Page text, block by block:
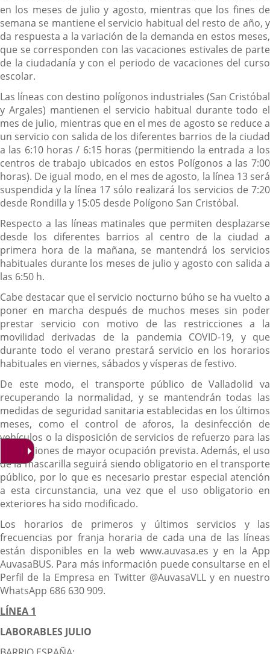
en los meses de julio y agosto, mientras que los fines de
semana se mantiene el servicio habitual del resto de año, y
da respuesta a la variación de la demanda en estos meses,
que se corresponden con las vacaciones estivales de parte
de la ciudadanía y con el periodo de vacaciones del curso
escolar.
Las líneas con destino polígonos industriales (San Cristóbal
y Argales) mantienen el servicio habitual durante todo el
mes de julio, mientras que en el mes de agosto se reduce a
un servicio con salida de los diferentes barrios de la ciudad
a las 6:10 horas / 6:15 horas (permitiendo la entrada a los
centros de trabajo ubicados en estos Polígonos a las 7:00
horas). De igual modo, en el mes de agosto, la línea 13 será
suspendida y la línea 17 sólo realizará los servicios de 7:20
desde Rondilla y 15:05 desde Polígono San Cristóbal.
Respecto a las líneas matinales que permiten desplazarse
desde los diferentes barrios al centro de la ciudad a
primera hora de la mañana, se mantendrá los servicios
habituales durante los meses de julio y agosto con salida a
las 6:50 h.
Cabe destacar que el servicio nocturno búho se ha vuelto a
poner en marcha después de muchos meses sin poder
prestar servicio con motivo de las restricciones a la
movilidad derivadas de la pandemia COVID-19, y que
durante todo el verano prestará servicio en los horarios
habituales en viernes, sábados y vísperas de festivo.
De este modo, el transporte público de Valladolid va
recuperando la normalidad, y se mantendrán todas las
medidas de seguridad sanitaria establecidas en los últimos
meses, como el control de aforos, la desinfección de
vehículos o la disposición de servicios de refuerzo para las
expediciones de mayor ocupación prevista. Además, el uso
de la mascarilla seguirá siendo obligatorio en el transporte
público, por lo que es necesario prestar especial atención
a esta circunstancia, una vez que el uso obligatorio en
exteriores ha sido modificado.
Los horarios de primeros y últimos servicios y las
frecuencias por franja horaria de cada una de las líneas
están disponibles en la web www.auvasa.es y en la App
AuvasaBUS. Para más información puede consultarse en el
Perfil de la Empresa en Twitter @AuvasaVLL y en nuestro
WhatsApp 686 630 909.
LÍNEA 1
LABORABLES JULIO